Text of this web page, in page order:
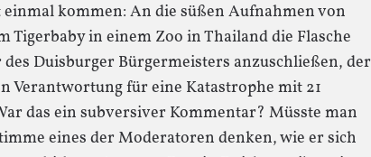
kommen: An die süßen Aufnahmen von
Tigerbaby in einem Zoo in Thailand die Flasche
Duisburger Bürgermeisters anzuschließen, der
Verantwortung für eine Katastrophe mit 21
das ein subversiver Kommentar? Müsste man
eines der Moderatoren denken, wie er sich